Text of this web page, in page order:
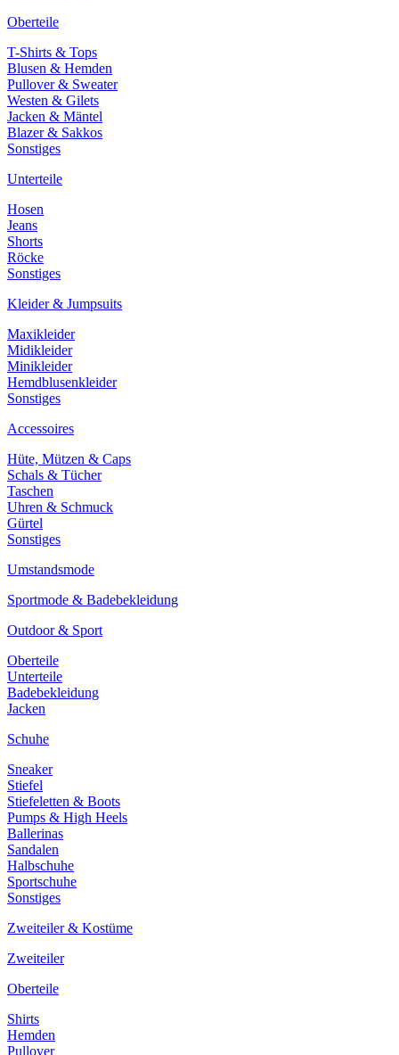
Oberteile
T-Shirts & Tops
Blusen & Hemden
Pullover & Sweater
Westen & Gilets
Jacken & Mäntel
Blazer & Sakkos
Sonstiges
Unterteile
Hosen
Jeans
Shorts
Röcke
Sonstiges
Kleider & Jumpsuits
Maxikleider
Midikleider
Minikleider
Hemdblusenkleider
Sonstiges
Accessoires
Hüte, Mützen & Caps
Schals & Tücher
Taschen
Uhren & Schmuck
Gürtel
Sonstiges
Umstandsmode
Sportmode & Badebekleidung
Outdoor & Sport
Oberteile
Unterteile
Badebekleidung
Jacken
Schuhe
Sneaker
Stiefel
Stiefeletten & Boots
Pumps & High Heels
Ballerinas
Sandalen
Halbschuhe
Sportschuhe
Sonstiges
Zweiteiler & Kostüme
Zweiteiler
Oberteile
Shirts
Hemden
Pullover